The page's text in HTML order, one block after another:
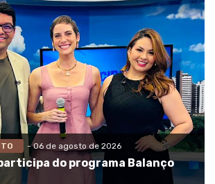
- 06 de agosto de 2026
do programa Balanço